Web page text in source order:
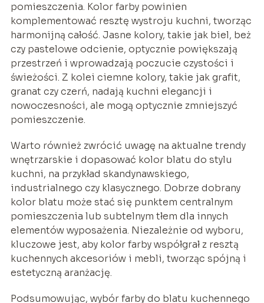
pomieszczenia. Kolor farby powinien
komplementować resztę wystroju kuchni, tworząc
harmonijną całość. Jasne kolory, takie jak biel, beż
czy pastelowe odcienie, optycznie powiększają
przestrzeń i wprowadzają poczucie czystości i
świeżości. Z kolei ciemne kolory, takie jak grafit,
granat czy czerń, nadają kuchni elegancji i
nowoczesności, ale mogą optycznie zmniejszyć
pomieszczenie.
Warto również zwrócić uwagę na aktualne trendy
wnętrzarskie i dopasować kolor blatu do stylu
kuchni, na przykład skandynawskiego,
industrialnego czy klasycznego. Dobrze dobrany
kolor blatu może stać się punktem centralnym
pomieszczenia lub subtelnym tłem dla innych
elementów wyposażenia. Niezależnie od wyboru,
kluczowe jest, aby kolor farby współgrał z resztą
kuchennych akcesoriów i mebli, tworząc spójną i
estetyczną aranżację.
Podsumowując, wybór farby do blatu kuchennego